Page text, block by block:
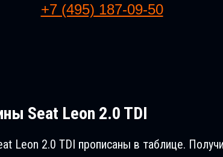
+7 (495) 187-09-50
Seat Leon 2.0 TDI
Leon 2.0 TDI прописаны в таблице.